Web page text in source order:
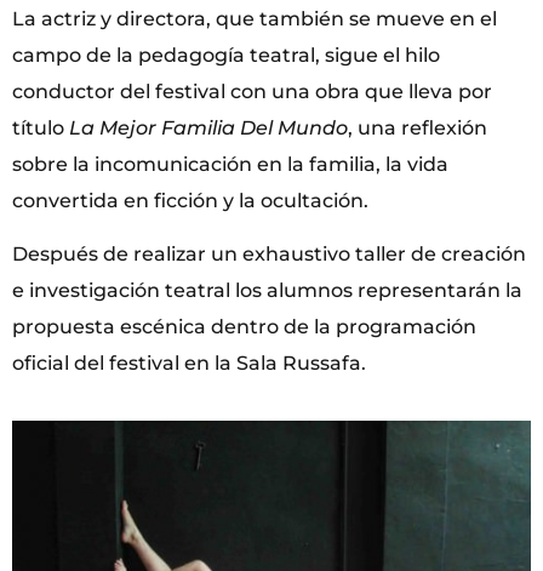
La actriz y directora, que también se mueve en el
campo de la pedagogía teatral, sigue el hilo
conductor del festival con una obra que lleva por
título La Mejor Familia Del Mundo, una reflexión
sobre la incomunicación en la familia, la vida
convertida en ficción y la ocultación.
Después de realizar un exhaustivo taller de creación
e investigación teatral los alumnos representarán la
propuesta escénica dentro de la programación
oficial del festival en la Sala Russafa.